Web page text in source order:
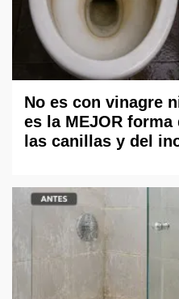
No es con vinagre
es la MEJOR
las canillas y del